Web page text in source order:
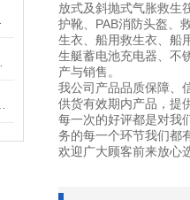
放式及斜抛式气胀救生
护靴、PAB消防头盔、
生衣、船用救生衣、船
生艇蓄电池充电器、不
产与销售。
我公司产品品质保障、
供货有效期内产品，提
每一次的好评都是对我
务的每一个环节我们都
欢迎广大顾客前来放心